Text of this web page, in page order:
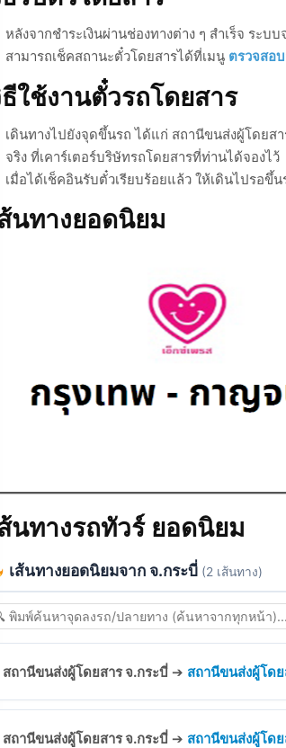
หลังจากชำระเงินผ่านช่องทางต่าง ๆ สำเร็จ ระ
สามารถเช็คสถานะตั๋วโดยสารได้ที่เมนู ตรวจสอ
ใช้งานตั๋วรถโดยสาร
เดินทางไปยังจุดขึ้นรถ ได้แก่ สถานีขนส่งผู้โดยส
จริง ที่เคาร์เตอร์บริษัทรถโดยสารที่ท่านได้จองไว้
เมื่อได้เช็คอินรับตั๋วเรียบร้อยแล้ว ให้เดินไปรอขึ้
นทางยอดนิยม
นทางรถทัวร์ ยอดนิยม
เส้นทางยอดนิยมจาก จ.กระบี่ (2 เส้นทาง)
สถานีขนส่งผู้โดยสาร จ.กระบี่➔ สถานีขนส่งผู้โด
สถานีขนส่งผู้โดยสาร จ.กระบี่➔ สถานีขนส่งผู้โด